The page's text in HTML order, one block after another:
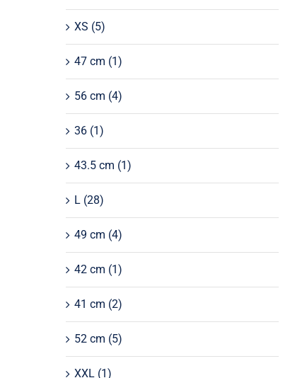
XS (5)
47 cm (1)
56 cm (4)
36 (1)
43.5 cm (1)
L (28)
49 cm (4)
42 cm (1)
41 cm (2)
52 cm (5)
XXL (1)